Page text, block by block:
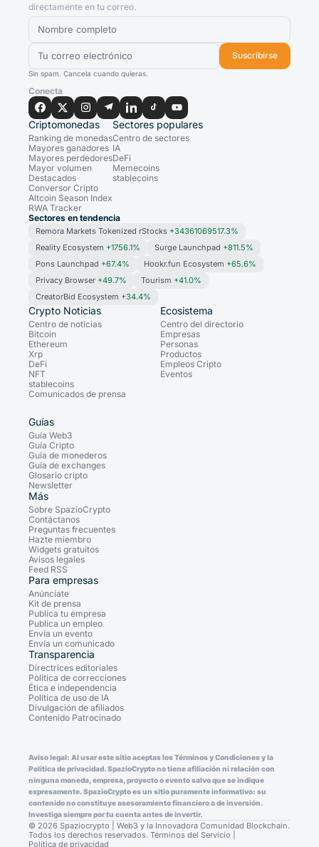
directamente en tu correo.
Suscribirse
Sin spam. Cancela cuando quieras.
Conecta
Criptomonedas
Ranking de monedas
Mayores ganadores
Mayores perdedores
Mayor volumen
Destacados
Conversor Cripto
Altcoin Season Index
RWA Tracker
Sectores populares
Centro de sectores
IA
DeFi
Memecoins
stablecoins
Sectores en tendencia
Remora Markets Tokenized rStocks +34361069517.3%
Reality Ecosystem +1756.1% Surge Launchpad +811.5%
Pons Launchpad +67.4% Hookr.fun Ecosystem +65.6%
Privacy Browser +49.7% Tourism +41.0%
CreatorBid Ecosystem +34.4%
Crypto Noticias
Centro de noticias
Bitcoin
Ethereum
Xrp
DeFi
NFT
stablecoins
Comunicados de prensa
Ecosistema
Centro del directorio
Empresas
Personas
Productos
Empleos Cripto
Eventos
Guías
Guía Web3
Guía Cripto
Guía de monederos
Guía de exchanges
Glosario cripto
Newsletter
Más
Sobre SpazioCrypto
Contáctanos
Preguntas frecuentes
Hazte miembro
Widgets gratuitos
Avisos legales
Feed RSS
Para empresas
Anúnciate
Kit de prensa
Publica tu empresa
Publica un empleo
Envía un evento
Envía un comunicado
Transparencia
Directrices editoriales
Política de correcciones
Ética e independencia
Política de uso de IA
Divulgación de afiliados
Contenido Patrocinado
Aviso legal: Al usar este sitio aceptas los Términos y Condiciones y la
Política de privacidad. SpazioCrypto no tiene afiliación ni relación con
ninguna moneda, empresa, proyecto o evento salvo que se indique
expresamente. SpazioCrypto es un sitio puramente informativo: su
contenido no constituye asesoramiento financiero o de inversión.
Investiga siempre por tu cuenta antes de invertir.
© 2026 Spaziocrypto | Web3 y la Innovadora Comunidad Blockchain.
Todos los derechos reservados. Términos del Servicio
Política de privacidad